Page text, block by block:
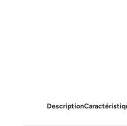
Description